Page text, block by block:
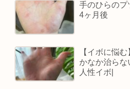
手のひらのプ
4ヶ月後
【イボに悩
かなか治ら
人性イボ|